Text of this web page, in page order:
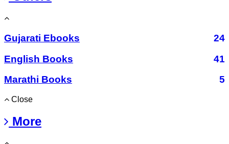
Gujarati Ebooks
24
English Books
41
Marathi Books
5
Close
More